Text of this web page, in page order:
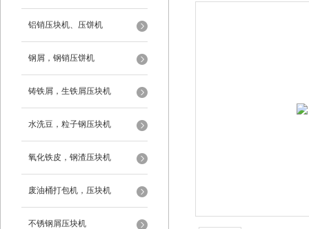
铝销压块机、压饼机
钢屑，钢销压饼机
铸铁屑，生铁屑压块机
水洗豆，粒子钢压块机
氧化铁皮，钢渣压块机
废油桶打包机，压块机
不锈钢屑压块机